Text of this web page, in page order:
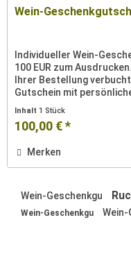
Wein-
Individueller Wein-
100 EUR zum
Ihrer Bestellung
Gutschein mit
Inhalt1 Stück
100,00 € *
Merken
Wein-Geschenkgu
Wein-Geschenkgu Wein-